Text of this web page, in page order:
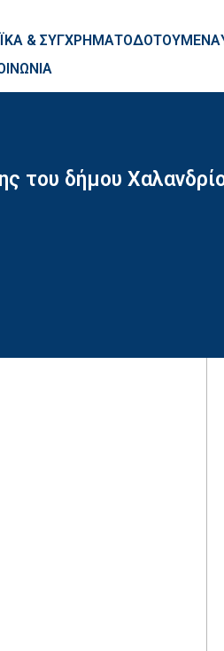
& ΣΥΓΧΡΗΜΑΤΟΔΟΤΟΥΜΕΝΑ
του δήμου